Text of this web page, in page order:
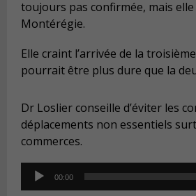
toujours pas confirmée, mais
Montérégie.
Elle craint l’arrivée de la troisiè
pourraitêtre plus dure que la
Dr Loslier conseille d’éviter les
déplacements non essentiels
commerces.
Audio
Player
00:00